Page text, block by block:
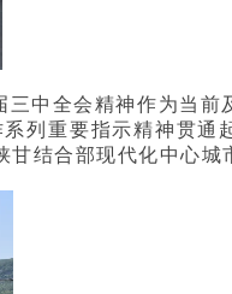
中全会精神作为当前
列重要指示精神贯通
结合部现代化中心城